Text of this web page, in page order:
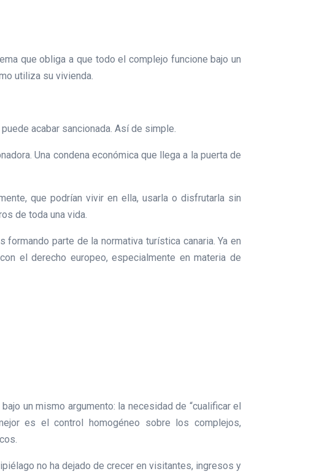
que obliga a que todo el complejo funcione bajo un
utiliza su vivienda.
acabar sancionada. Así de simple.
Una condena económica que llega a la puerta de
que podrían vivir en ella, usarla o disfrutarla sin
de toda una vida.
parte de la normativa turística canaria. Ya en
el derecho europeo, especialmente en materia de
un mismo argumento: la necesidad de “cualificar el
es el control homogéneo sobre los complejos,
no ha dejado de crecer en visitantes, ingresos y